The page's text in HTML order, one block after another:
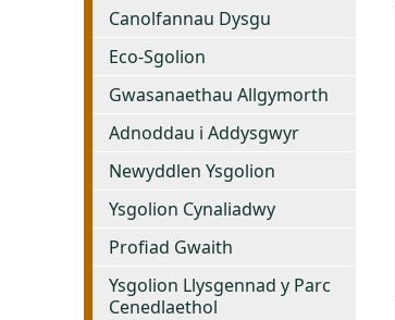
Canolfannau Dysgu
Eco-Sgolion
Gwasanaethau Allgymorth
Adnoddau i Addysgwyr
Newyddlen Ysgolion
Ysgolion Cynaliadwy
Profiad Gwaith
Ysgolion Llysgennad y Parc
Cenedlaethol